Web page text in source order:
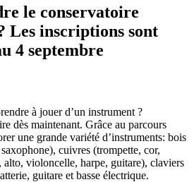
le conservatoire
Les inscriptions sont
4 septembre
à jouer d’un instrument ?
dès maintenant. Grâce au parcours
une grande variété d’instruments: bois
cuivres (trompette, cor,
violoncelle, harpe, guitare), claviers
guitare et basse électrique.